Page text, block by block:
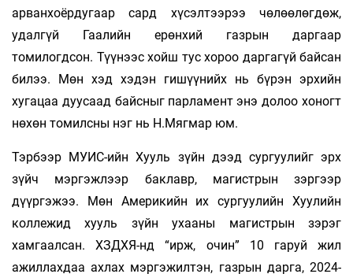
арванхоёрдугаар сард хүсэлтээрээ чөлөөлөгдөж,
удалгүй Гаалийн ерөнхий газрын даргаар
томилогдсон. Түүнээс хойш тус хороо даргагүй байсан
билээ. Мөн хэд хэдэн гишүүнийх нь бүрэн эрхийн
хугацаа дуусаад байсныг парламент энэ долоо хоногт
нөхөн томилсны нэг нь Н.Мягмар юм.
Тэрбээр МУИС-ийн Хууль зүйн дээд сургуулийг эрх
зүйч мэргэжлээр баклавр, магистрын зэргээр
дүүргэжээ. Мөн Америкийн их сургуулийн Хуулийн
коллежид хууль зүйн ухааны магистрын зэрэг
хамгаалсан. ХЗДХЯ-нд “ирж, очин” 10 гаруй жил
ажиллахдаа ахлах мэргэжилтэн, газрын дарга, 2024-